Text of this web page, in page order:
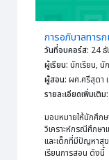
การอภิบาลทาร
วันที่จบคอร์ส: 24
ผู้เรียน: นักเรียน, นั
ผู้สอน: ผศ.ศรีสุดา
รายละเอียดเพิ่มเติม:
มอบหมายให้นักศึก
วิเคราะห์กรณีศึกษา
และเด็กที่มีปัญหาสุข
เรียนการสอน ดังนี้